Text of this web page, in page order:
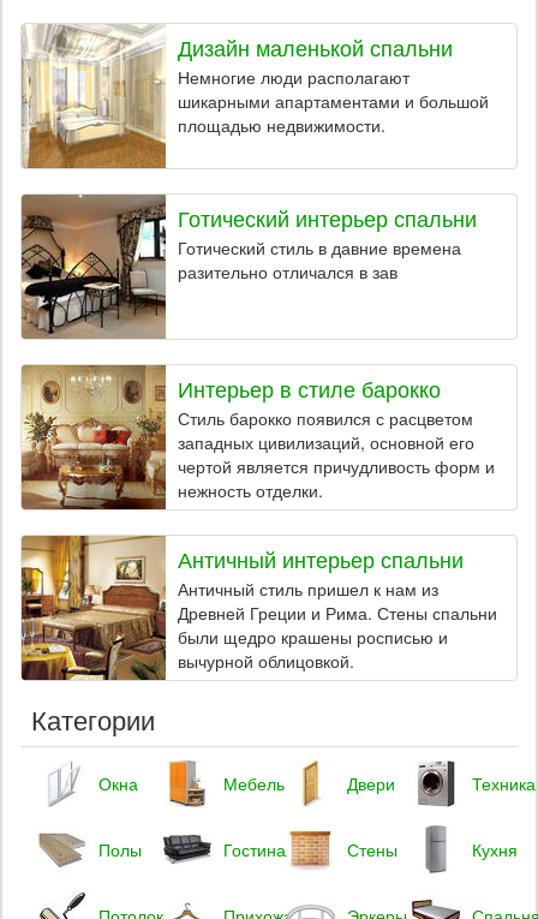
Дизайн маленькой спальни
Немногие люди располагают
шикарными апартаментами и большой
площадью недвижимости.
Готический интерьер спальни
Готический стиль в давние времена
разительно отличался в зав
Интерьер в стиле барокко
Стиль барокко появился с расцветом
западных цивилизаций, основной его
чертой является причудливость форм и
нежность отделки.
Античный интерьер спальни
Античный стиль пришел к нам из
Древней Греции и Рима. Стены спальни
были щедро крашены росписью и
вычурной облицовкой.
Категории
Окна Мебель Двери Техника
Полы Гостиная Стены Кухня